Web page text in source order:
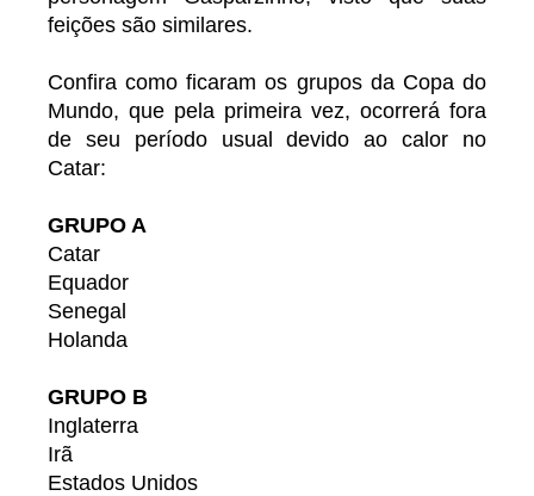
feições são similares.
Confira como ficaram os grupos da Copa do
Mundo, que pela primeira vez, ocorrerá fora
de seu período usual devido ao calor no
Catar:
GRUPO A
Catar
Equador
Senegal
Holanda
GRUPO B
Inglaterra
Irã
Estados Unidos